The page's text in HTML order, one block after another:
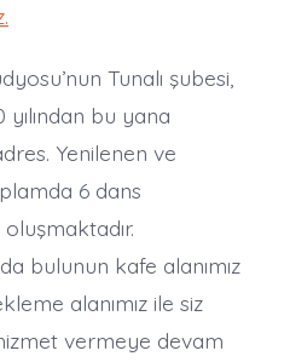
Tunalı şubesi,
bu yana
Yenilenen ve
6 dans
bulunun kafe alanımız
alanımız ile siz
vermeye devam